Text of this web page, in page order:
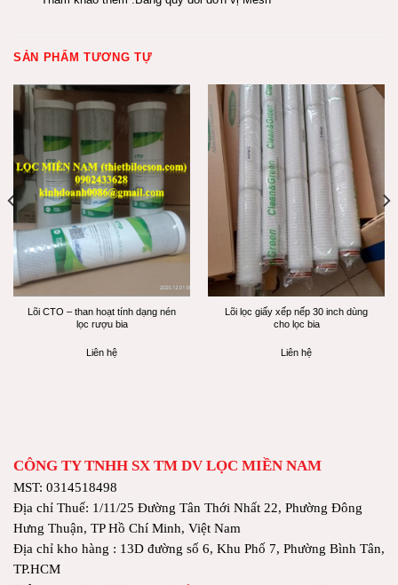
SẢN PHẨM TƯƠNG TỰ
Lõi CTO – than hoạt tính dạng nén
lọc rượu bia
Liên hệ
Lõi lọc giấy xếp nếp 30 inch dùng
cho lọc bia
Liên hệ
CÔNG TY TNHH SX TM DV LỌC MIỀN NAM
MST: 0314518498
Địa chỉ Thuế: 1/11/25 Đường Tân Thới Nhất 22, Phường Đông
Hưng Thuận, TP Hồ Chí Minh, Việt Nam
Địa chỉ kho hàng : 13D đường số 6, Khu Phố 7, Phường Bình Tân,
TP.HCM